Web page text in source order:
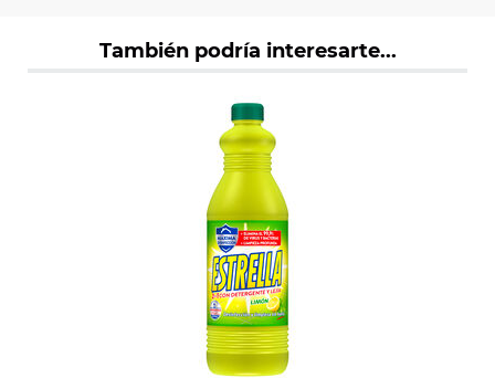
También podría interesarte...